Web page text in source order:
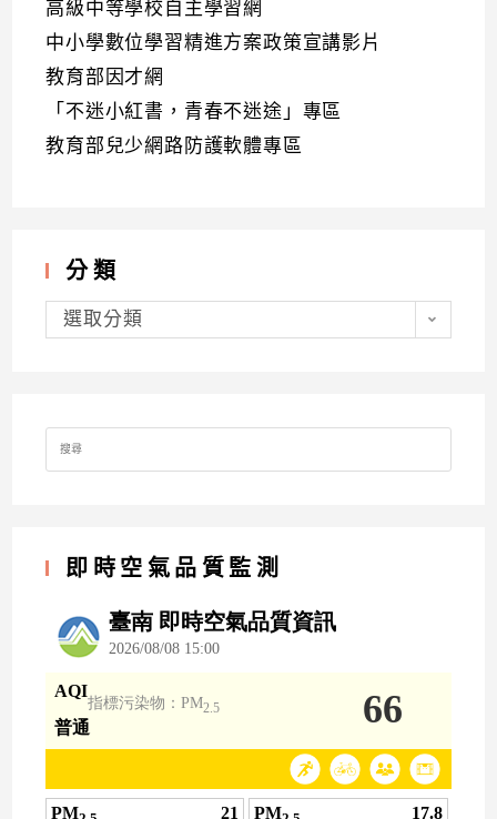
高級中等學校自主學習網
中小學數位學習精進方案政策宣講影片
教育部因才網
「不迷小紅書，青春不迷途」專區
教育部兒少網路防護軟體專區
分類
分
類選取分類
Search
for:
即時空氣品質監測